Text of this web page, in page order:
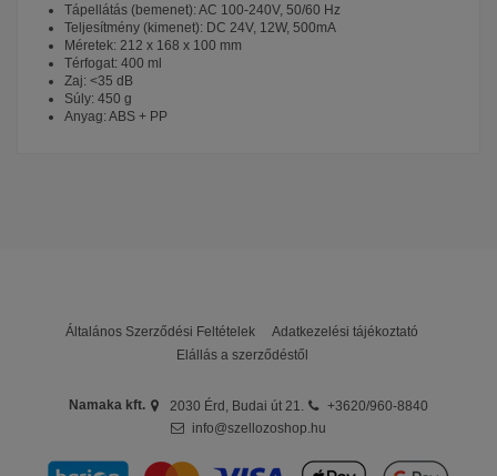
Tápellátás (bemenet): AC 100-240V, 50/60 Hz
Teljesítmény (kimenet): DC 24V, 12W, 500mA
Méretek: 212 x 168 x 100 mm
Térfogat: 400 ml
Zaj: <35 dB
Súly: 450 g
Anyag: ABS + PP
őket, így bármilyen költségvetéssel is rendelkezel,
biztosan megtalálod azt a légtisztítót, párásítót,
minden fontosabb tudnivaló kiderül, és ha netán
segítségre lenne szükséged, keresd az
ügyfélszolgálatunkat bizalommal!
Általános Szerződési Feltételek
Adatkezelési tájékoztató
Elállás a szerződéstől
Namaka kft. 2030 Érd, Budai út 21.
+3620/960-8840
info@szellozoshop.hu